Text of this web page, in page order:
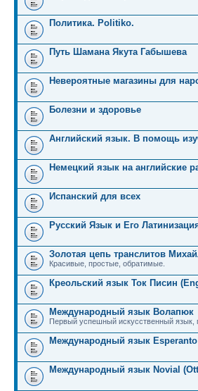
Политика. Politiko.
Путь Шамана Якута Габышева
Невероятные магазины для
Болезни и здоровье
Английский язык. В помощь
Немецкий язык на английские
Испанский для всех
Русский Язык и Его
Золотая цепь транслитов
Красивые, простые, обратимые.
Креольский язык Ток Писин
Международный язык Волапюк
Первый успешный искусственный язык,
Международный язык
Международный язык Novial